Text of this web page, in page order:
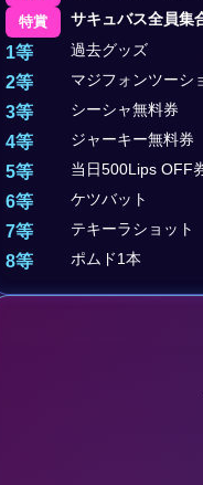
特賞 サキュバス全員集
1等 過去グッズ
2等 マジフォンツーシ
3等 シーシャ無料券
4等 ジャーキー無料券
5等 当日500Lips OFF
6等 ケツバット
7等 テキーラショット
8等 ポムド1本